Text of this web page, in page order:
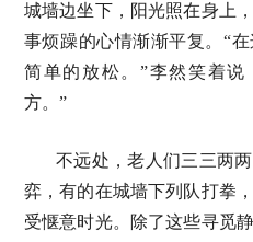
城墙边坐下，阳光照在身上
事烦躁的心情渐渐平复。“
简单的放松。”李然笑着
方。”
不远处，老人们三三两
弈，有的在城墙下列队打拳
受惬意时光。除了这些寻觅